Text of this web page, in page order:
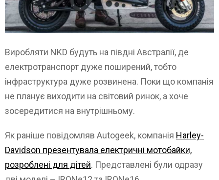
Виробляти NKD будуть на півдні Австралії, де
електротранспорт дуже поширений, тобто
інфраструктура дуже розвинена. Поки що компанія
не планує виходити на світовий ринок, а хоче
зосередитися на внутрішньому.
Як раніше повідомляв Autogeek, компанія Harley-
Davidson презентувала електричні мотобайки,
розроблені для дітей. Представлені були одразу